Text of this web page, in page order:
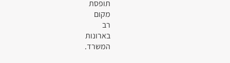
תופסת
מקום
רב
בארונות
המשרד.